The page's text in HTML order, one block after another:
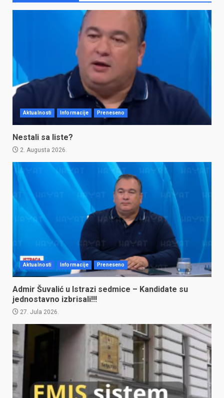
Aktualnosti Informacije Preneseno
Nestali sa liste?
2. Augusta 2026.
Aktualnosti Informacije Preneseno
Admir Šuvalić u Istrazi sedmice – Kandidate su
jednostavno izbrisali!!!
27. Jula 2026.